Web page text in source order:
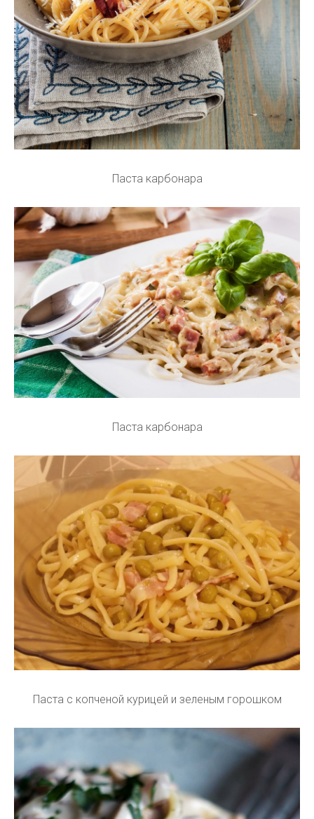
Паста карбонара
Паста карбонара
Паста с копченой курицей и зеленым горошком